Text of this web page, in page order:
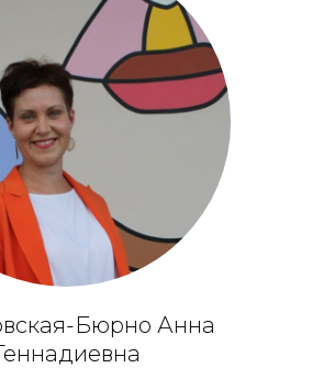
Бюрно Анна